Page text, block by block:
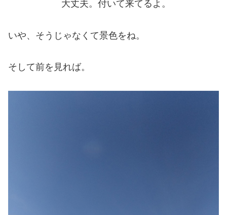
大丈夫。付いて来てるよ。
いや、そうじゃなくて景色をね。
そして前を見れば。